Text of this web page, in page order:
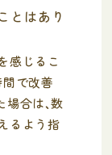
とはあり
感じるこ
間で改善
合は、数
るよう指